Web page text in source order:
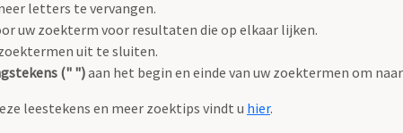
letters te vervangen.
uw zoekterm voor resultaten die op elkaar lijken.
uit te sluiten.
(" ")aan het begin en einde van uw zoektermen om
leestekens en meer zoektips vindt u hier.